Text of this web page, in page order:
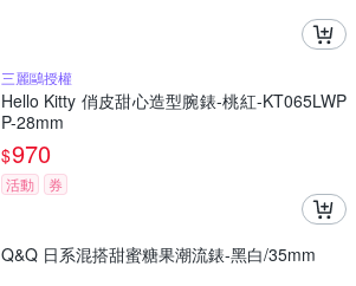
三麗鷗授權
Hello Kitty 俏皮甜心造型腕錶-桃紅-KT065LWP
P-28mm
$970
活動 券
Q&Q 日系混搭甜蜜糖果潮流錶-黑白/35mm